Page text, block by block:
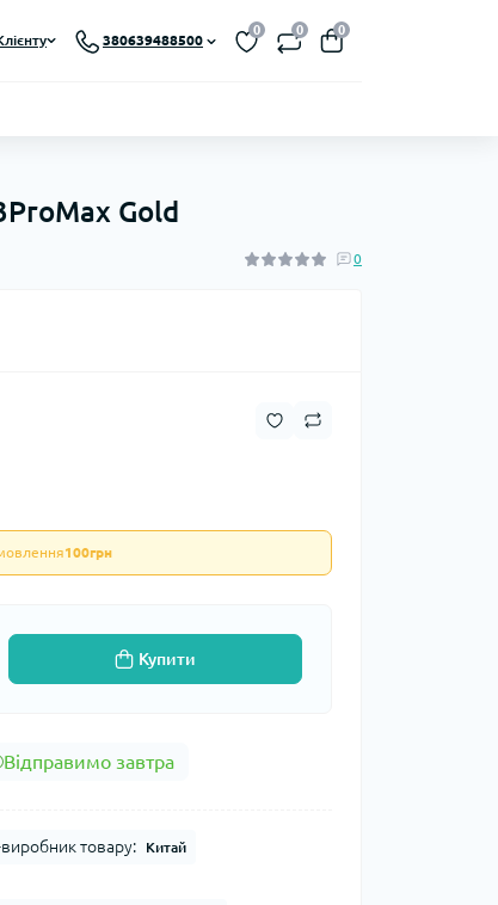
380639488500
0 0 0
Gold
0
100грн
Купити
Відправимо завтра
виробник товару: Китай